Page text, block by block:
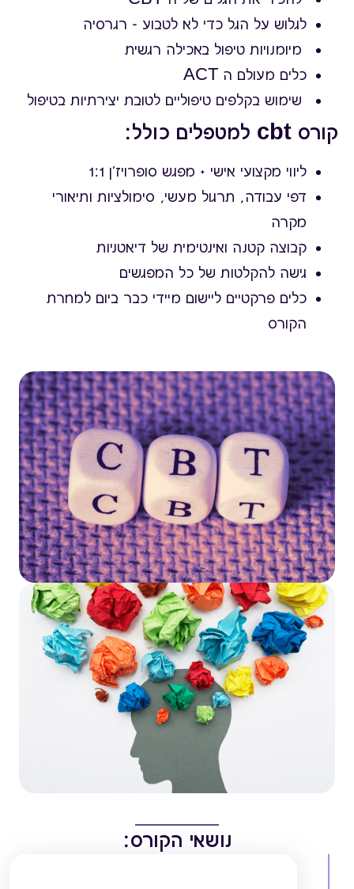
לגלוש על הגל כדי לא לטבוע - רגרסיה
מיומנויות טיפול באכילה רגשית
כלים מעולם ה ACT
שימוש בקלפים טיפוליים לטובת יצירתיות בטיפול
קורס cbt למטפלים כולל:
ליווי מקצועי אישי + מפגש סופרויז’ן 1:1
דפי עבודה, תרגול מעשי, סימולציות ותיאורי
מקרה
קבוצה קטנה ואינטימית של דיאטניות
גישה להקלטות של כל המפגשים
כלים פרקטיים ליישום מיידי כבר ביום למחרת
הקורס
נושאי הקורס: